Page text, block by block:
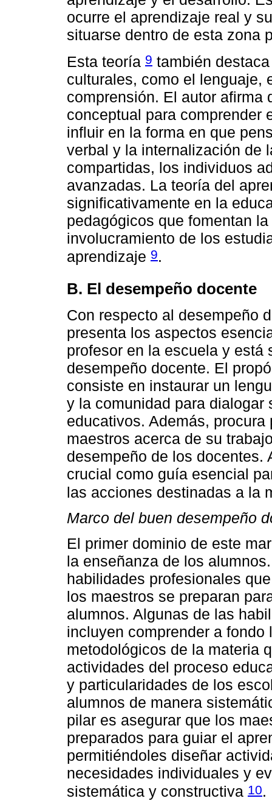
ocurre el aprendizaje real y
situarse dentro de esta zona
Esta teoría 9 también
culturales, como el lenguaje,
comprensión. El autor afirma
conceptual para comprender
influir en la forma en que
verbal y la internalización de
compartidas, los individuos
avanzadas. La teoría del
significativamente en la
pedagógicos que fomentan
involucramiento de los
aprendizaje 9.
B. El desempeño docente
Con respecto al desempeño
presenta los aspectos
profesor en la escuela y está
desempeño docente. El
consiste en instaurar un
y la comunidad para
educativos. Además,
maestros acerca de su
desempeño de los docentes.
crucial como guía esencial
las acciones destinadas a la
Marco del buen desempeño
El primer dominio de este
la enseñanza de los
habilidades profesionales
los maestros se preparan
alumnos. Algunas de las
incluyen comprender a
metodológicos de la materia
actividades del proceso
y particularidades de los
alumnos de manera
pilar es asegurar que los
preparados para guiar el
permitiéndoles diseñar
necesidades individuales y
sistemática y constructiva 10.